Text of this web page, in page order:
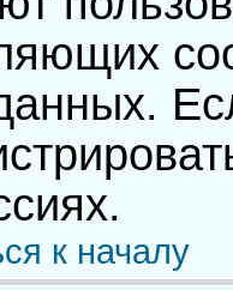
к началу